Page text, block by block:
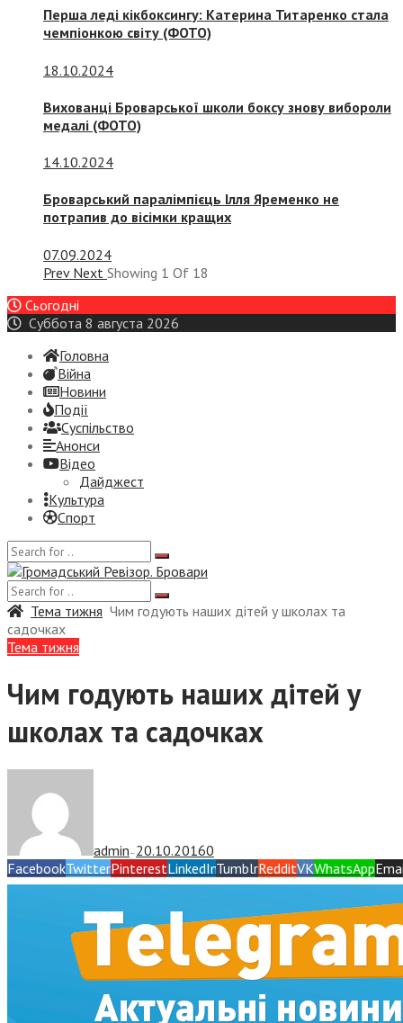
Перша леді кікбоксингу: Катерина Титаренко стала
чемпіонкою світу (ФОТО)
18.10.2024
Вихованці Броварської школи боксу знову вибороли
медалі (ФОТО)
14.10.2024
Броварський паралімпієць Ілля Яременко не
потрапив до вісімки кращих
07.09.2024
Prev Next Showing 1 Of 18
Сьогодні
Суббота 8 августа 2026
Головна
Війна
Новини
Події
Суспiльство
Анонси
Відео
Дайджест
Культура
Спорт
Тема тижня Чим годують наших дітей у школах та
садочках
Тема тижня
Чим годують наших дітей у
школах та садочках
admin — 20.10.20160
FacebookTwitterPinterestLinkedInTumblrRedditVKWhatsApp